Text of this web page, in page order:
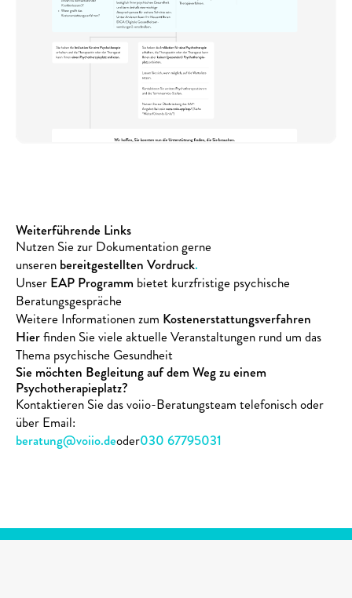
Weiterführende Links
Nutzen Sie zur Dokumentation gerne
unseren bereitgestellten Vordruck.
Unser EAP Programm bietet kurzfristige psychische
Beratungsgespräche
Weitere Informationen zum Kostenerstattungsverfahren
Hierfinden Sie viele aktuelle Veranstaltungen rund um das
Thema psychische Gesundheit
Sie möchten Begleitung auf dem Weg zu einem
Psychotherapieplatz?
Kontaktieren Sie das voiio-Beratungsteam telefonisch oder
über Email:
beratung@voiio.deoder030 67795031